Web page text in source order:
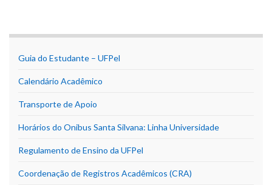
Guia do Estudante – UFPel
Calendário Acadêmico
Transporte de Apoio
Horários do Onibus Santa Silvana: Linha Universidade
Regulamento de Ensino da UFPel
Coordenação de Registros Acadêmicos (CRA)